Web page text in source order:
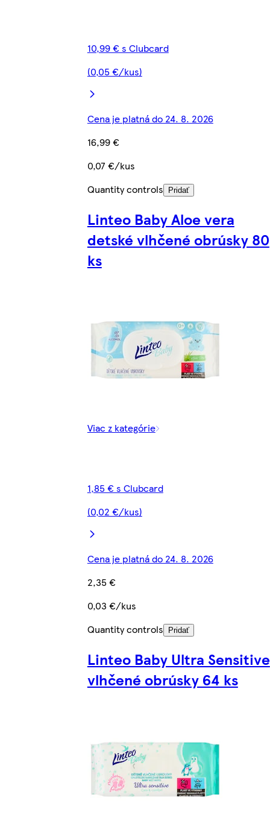
10,99 € s Clubcard
(0,05 €/kus)
Cena je platná do 24. 8. 2026
16,99 €
0,07 €/kus
Quantity controls
Pridať
Linteo Baby Aloe vera
detské vlhčené obrúsky 80
ks
Viac z kategórie
1,85 € s Clubcard
(0,02 €/kus)
Cena je platná do 24. 8. 2026
2,35 €
0,03 €/kus
Quantity controls
Pridať
Linteo Baby Ultra Sensitive
vlhčené obrúsky 64 ks